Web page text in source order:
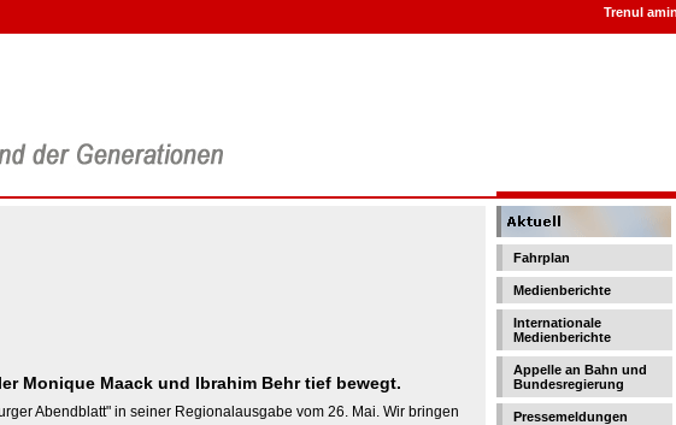
Trenul
Fahrplan
Medienberichte
Internationale
Medienberichte
Appelle an Bahn und
Bundesregierung
Pressemeldungen
Monique Maack und Ibrahim Behr tief bewegt.
Abendblatt" in seiner Regionalausgabe vom 26. Mai. Wir bringen